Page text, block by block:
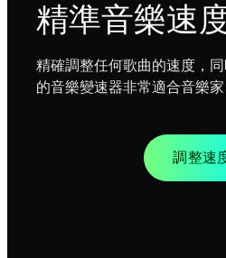
精準音樂速
精確調整任何歌曲的速度，
的音樂變速器非常適合音樂家
調整速